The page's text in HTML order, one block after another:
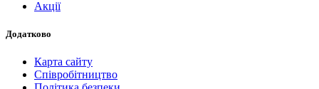
Акції
Додатково
Карта сайту
Співробітництво